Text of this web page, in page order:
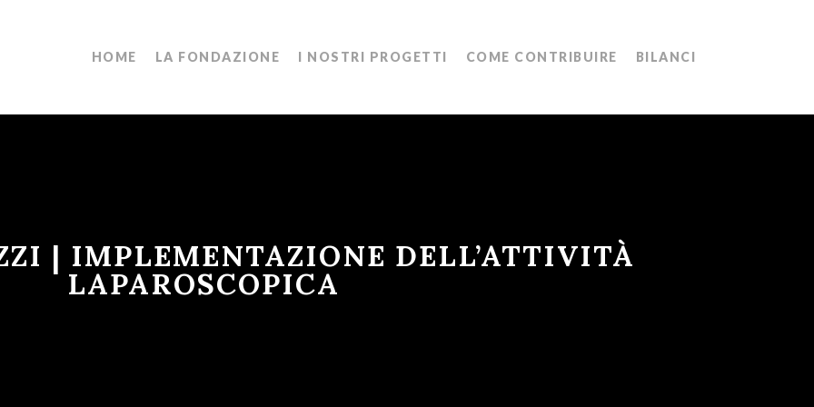
HOME LA FONDAZIONE I NOSTRI PROGETTI COME CONTRIBUIRE BILANCI
| IMPLEMENTAZIONE DELL’ATTIVITÀ
LAPAROSCOPICA